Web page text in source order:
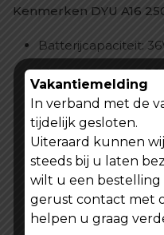
Kenmerken DYU A16
Batterijcapaciteit:
Motorvermogen:
Wielmaat: 16*2.125
Framemateriaal:
Maximale snelheid:
Vering: Met
Versteller:
Vakantiemelding
In verband met de
tijdelijk gesloten.
Uiteraard kunnen
steeds bij u laten
wilt u een bestelling
gerust contact met
helpen u graag